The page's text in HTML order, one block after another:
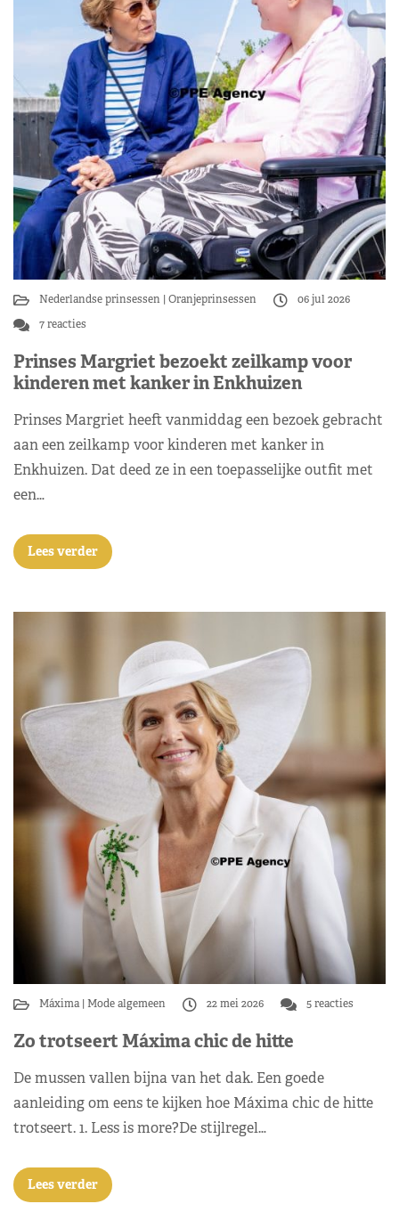
Nederlandse prinsessen Oranjeprinsessen
06 jul 2026
7 reacties
Prinses Margriet bezoekt zeilkamp voor
kinderen met kanker in Enkhuizen
Prinses Margriet heeft vanmiddag een bezoek gebracht
aan een zeilkamp voor kinderen met kanker in
Enkhuizen. Dat deed ze in een toepasselijke outfit met
een…
Lees verder
Máxima Mode algemeen 22 mei 2026 5 reacties
Zo trotseert Máxima chic de hitte
De mussen vallen bijna van het dak. Een goede
aanleiding om eens te kijken hoe Máxima chic de hitte
trotseert. 1. Less is more?De stijlregel…
Lees verder